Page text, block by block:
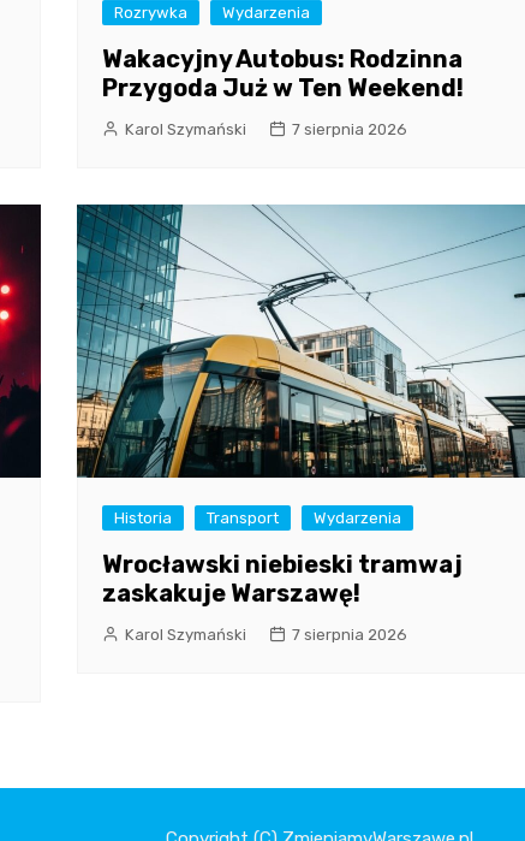
Rozrywka Wydarzenia
Wakacyjny Autobus: Rodzinna
Przygoda Już w Ten Weekend!
Karol Szymański 7 sierpnia 2026
Historia Transport Wydarzenia
Wrocławski niebieski tramwaj
zaskakuje Warszawę!
Karol Szymański 7 sierpnia 2026